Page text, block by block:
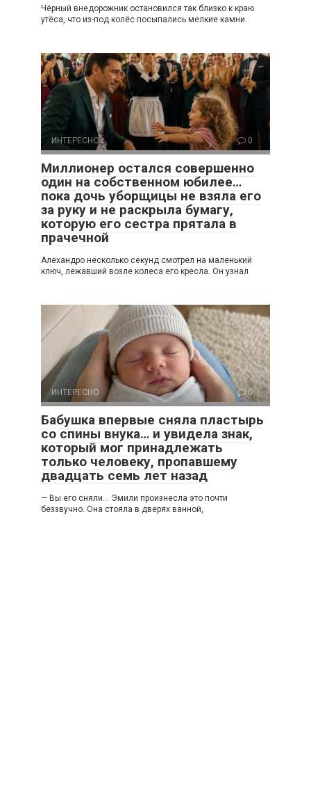
Чёрный внедорожник остановился так близко к краю
утёса, что из-под колёс посыпались мелкие камни.
ИНТЕРЕСНО 0
Миллионер остался совершенно
один на собственном юбилее…
пока дочь уборщицы не взяла его
за руку и не раскрыла бумагу,
которую его сестра прятала в
прачечной
Алехандро несколько секунд смотрел на маленький
ключ, лежавший возле колеса его кресла. Он узнал
ИНТЕРЕСНО 0
Бабушка впервые сняла пластырь
со спины внука… и увидела знак,
который мог принадлежать
только человеку, пропавшему
двадцать семь лет назад
— Вы его сняли… Эмили произнесла это почти
беззвучно. Она стояла в дверях ванной,